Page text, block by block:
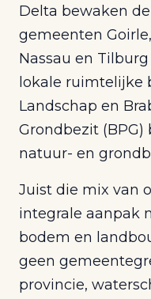
Delta bewaken
gemeenten
Nassau en
lokale ruimtelijke
Landschap en
Grondbezit
natuur- en
Juist die mix van
integrale aanpak
bodem en
geen
provincie,